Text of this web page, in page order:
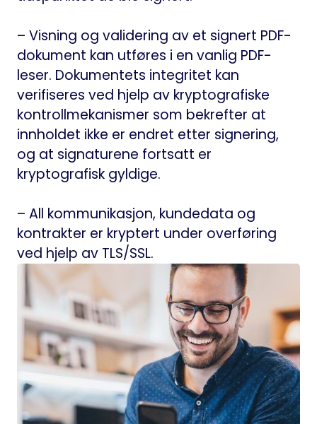
– Visning og validering av et signert PDF-
dokument kan utføres i en vanlig PDF-
leser. Dokumentets integritet kan
verifiseres ved hjelp av kryptografiske
kontrollmekanismer som bekrefter at
innholdet ikke er endret etter signering,
og at signaturene fortsatt er
kryptografisk gyldige.
– All kommunikasjon, kundedata og
kontrakter er kryptert under overføring
ved hjelp av TLS/SSL.